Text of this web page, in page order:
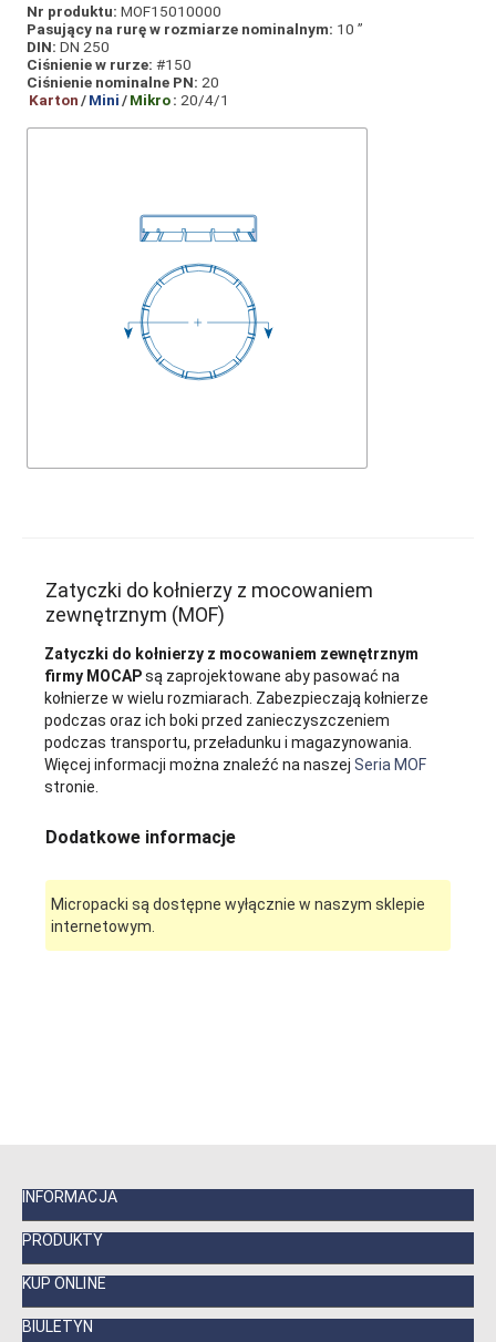
Nr produktu: MOF15010000
Pasujący na rurę w rozmiarze nominalnym: 10 ”
DIN: DN 250
Ciśnienie w rurze: #150
Ciśnienie nominalne PN: 20
Karton/Mini/Mikro: 20/4/1
Zatyczki do kołnierzy z mocowaniem
zewnętrznym (MOF)
Zatyczki do kołnierzy z mocowaniem zewnętrznym
firmy MOCAPsą zaprojektowane aby pasować na
kołnierze w wielu rozmiarach. Zabezpieczają kołnierze
podczas oraz ich boki przed zanieczyszczeniem
podczas transportu, przeładunku i magazynowania.
Więcej informacji można znaleźć na naszejSeria MOF
stronie.
Dodatkowe informacje
Micropacki są dostępne wyłącznie w naszym sklepie
internetowym.
INFORMACJA
PRODUKTY
KUP ONLINE
BIULETYN